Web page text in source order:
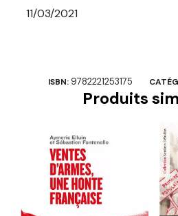
11/03/2021
ISBN: 9782221253175
Produits